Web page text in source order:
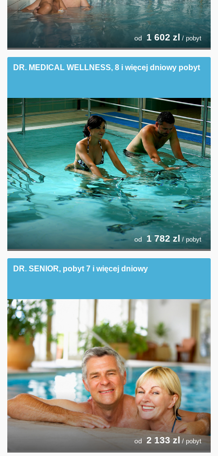
od 1 602 zl / pobyt
DR. MEDICAL WELLNESS, 8 i więcej dniowy pobyt
od 1 782 zl / pobyt
DR. SENIOR, pobyt 7 i więcej dniowy
od 2 133 zl / pobyt